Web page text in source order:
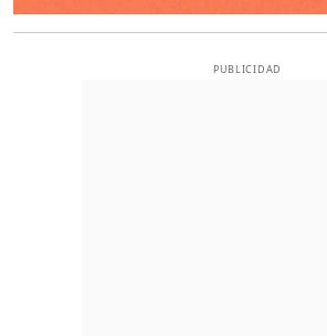
PUBLICIDAD